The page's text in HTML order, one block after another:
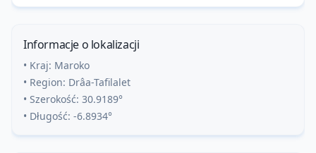
Informacje o lokalizacji
• Kraj: Maroko
• Region: Drâa-Tafilalet
• Szerokość: 30.9189°
• Długość: -6.8934°